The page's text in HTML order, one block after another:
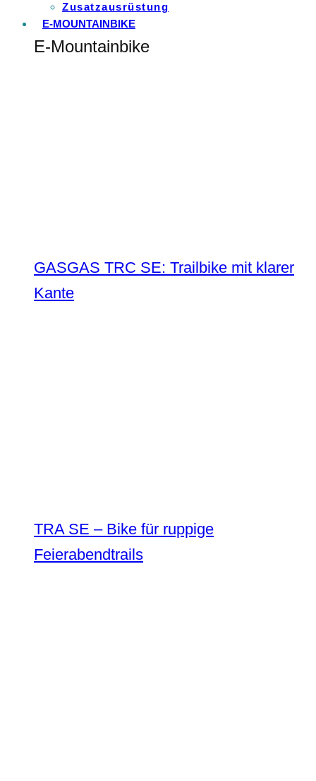
Zusatzausrüstung
E-MOUNTAINBIKE
E-Mountainbike
GASGAS TRC SE: Trailbike mit klarer
Kante
TRA SE – Bike für ruppige
Feierabendtrails